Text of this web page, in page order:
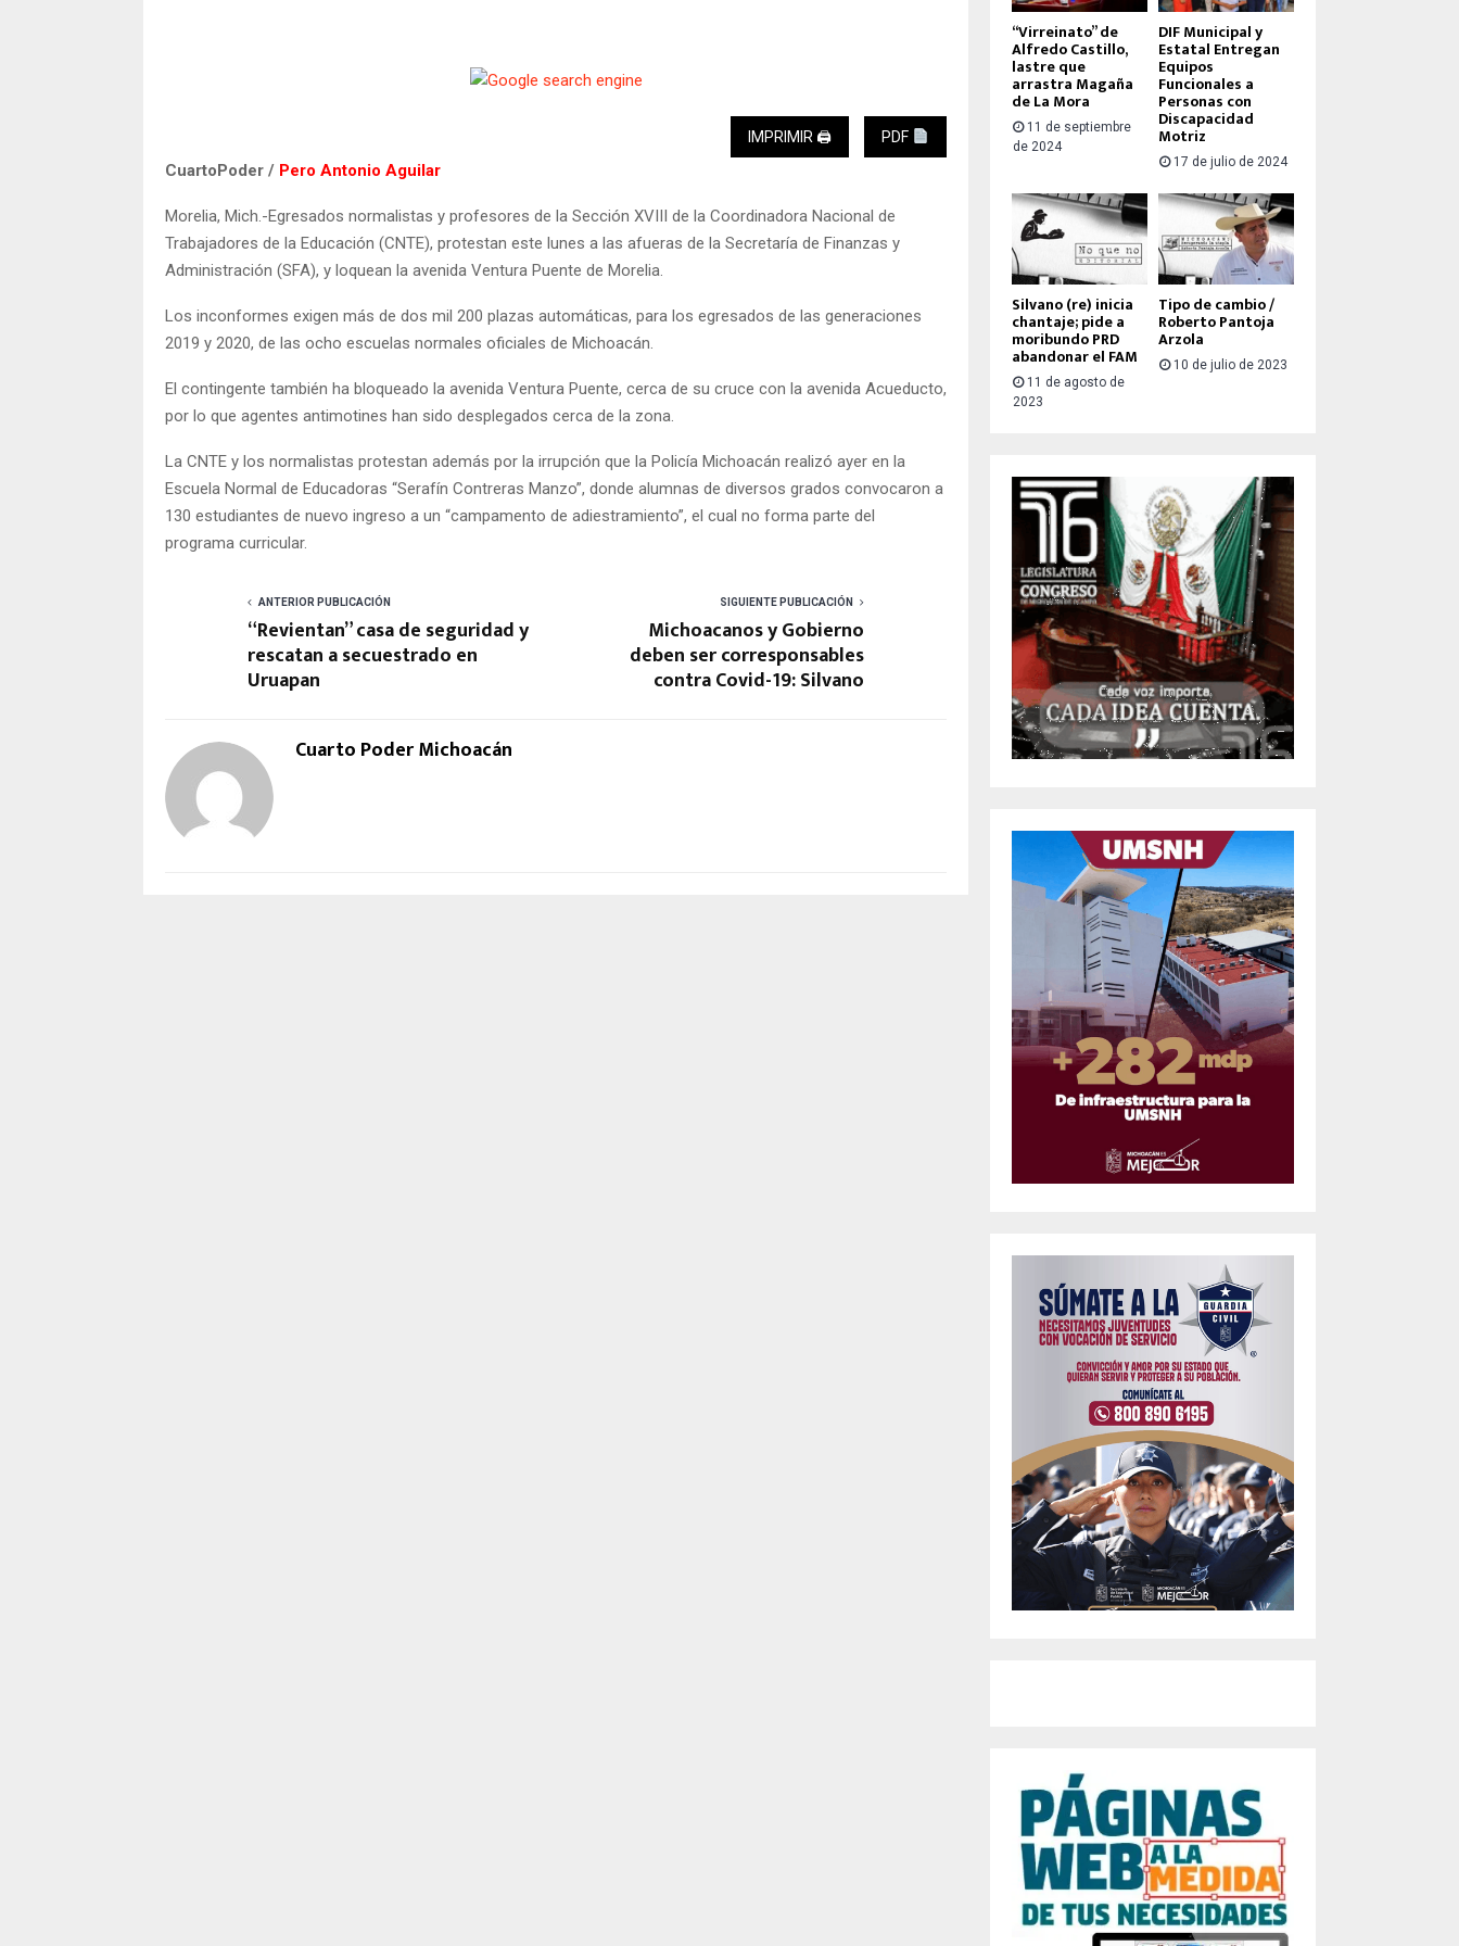
IMPRIMIR 🖨 PDF
CuartoPoder / Pero Antonio Aguilar
Morelia, Mich.-Egresados normalistas y profesores de la Sección XVIII de la Coordinadora Nacional de
Trabajadores de la Educación (CNTE), protestan este lunes a las afueras de la Secretaría de Finanzas y
Administración (SFA), y loquean la avenida Ventura Puente de Morelia.
Los inconformes exigen más de dos mil 200 plazas automáticas, para los egresados de las generaciones
2019 y 2020, de las ocho escuelas normales oficiales de Michoacán.
El contingente también ha bloqueado la avenida Ventura Puente, cerca de su cruce con la avenida Acueducto,
por lo que agentes antimotines han sido desplegados cerca de la zona.
La CNTE y los normalistas protestan además por la irrupción que la Policía Michoacán realizó ayer en la
Escuela Normal de Educadoras “Serafín Contreras Manzo”, donde alumnas de diversos grados convocaron a
130 estudiantes de nuevo ingreso a un “campamento de adiestramiento”, el cual no forma parte del
programa curricular.
ANTERIOR PUBLICACIÓN
“Revientan” casa de seguridad y
rescatan a secuestrado en
Uruapan
SIGUIENTE PUBLICACIÓN
Michoacanos y Gobierno
deben ser corresponsables
contra Covid-19: Silvano
Cuarto Poder Michoacán
“Virreinato” de
Alfredo Castillo,
lastre que
arrastra Magaña
de La Mora
11 de septiembre
de 2024
DIF Municipal y
Estatal Entregan
Equipos
Funcionales a
Personas con
Discapacidad
Motriz
17 de julio de 2024
Silvano (re) inicia
chantaje; pide a
moribundo PRD
abandonar el FAM
11 de agosto de
2023
Tipo de cambio /
Roberto Pantoja
Arzola
10 de julio de 2023